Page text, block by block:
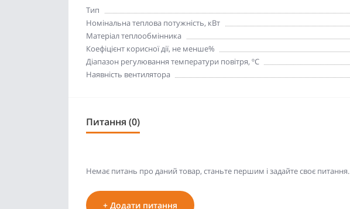
Тип
Номінальна теплова потужність, кВт
Матеріал теплообмінника
Коефіцієнт корисної дії, не менше%
Діапазон регулювання температури повітря, ºС
Наявність вентилятора
Питання (0)
Немає питань про даний товар, станьте першим і задайте своє питання.
+ Додати питання